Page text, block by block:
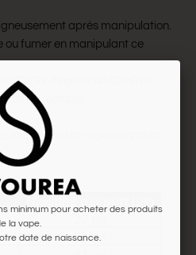
après manipulation.
ou fumer en manipulant ce
Appeler un CENTRE
de malaise.
selon la réglementation
minimum pour acheter des produits
la vape.
date de naissance.